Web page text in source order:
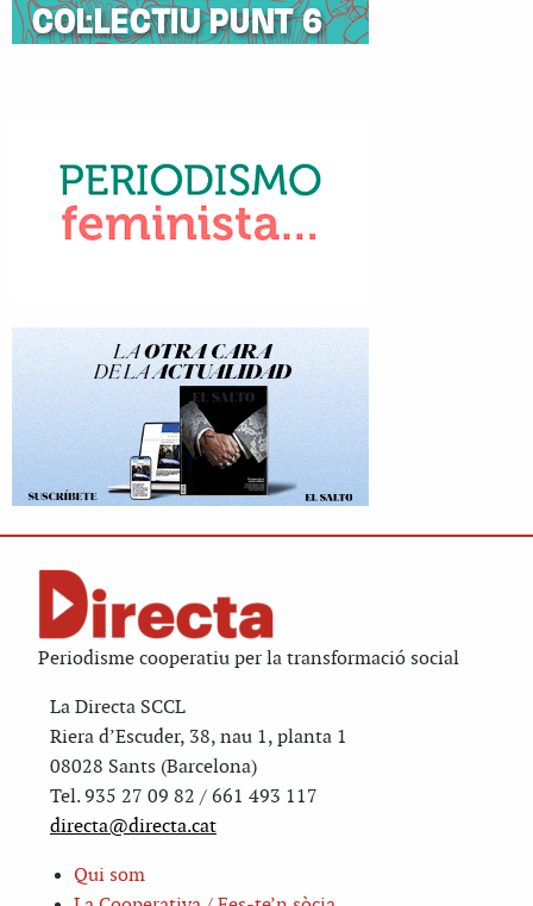
Periodisme cooperatiu per la transformació social
La Directa SCCL
Riera d’Escuder, 38, nau 1, planta 1
08028 Sants (Barcelona)
Tel. 935 27 09 82 / 661 493 117
directa@directa.cat
Qui som